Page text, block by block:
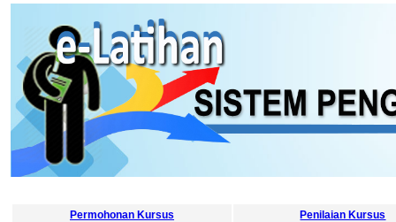
Permohonan Kursus Penilaian Kursus